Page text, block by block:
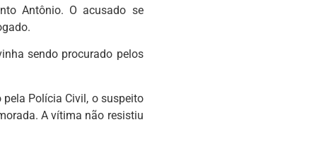
Antônio. O acusado se
sendo procurado pelos
Polícia Civil, o suspeito
A vítima não resistiu